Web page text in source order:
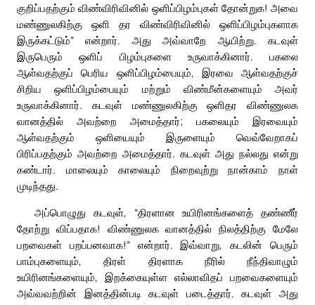
குறிப்பதற்கும் விண்விரிவினில் ஒளிப்பிழம்புகள் தோன்றுக! அவை
மண்ணுலகிற்கு ஒளி தர விண்விரிவினில் ஒளிப்பிழம்புகளாக
இருக்கட்டும்” என்றார். அது அவ்வாறே ஆயிற்று. கடவுள்
இருபெரும் ஒளிப் பிழம்புகளை உருவாக்கினார். பகலை
ஆள்வதற்குப் பெரிய ஒளிப்பிழம்பையும், இரவை ஆள்வதற்குச்
சிறிய ஒளிப்பிழம்பையும் மற்றும் விண்மீன்களையும் அவர்
உருவாக்கினார். கடவுள் மண்ணுலகிற்கு ஒளிதர விண்ணுலக
வானத்தில் அவற்றை அமைத்தார்; பகலையும் இரவையும்
ஆள்வதற்கும் ஒளியையும் இருளையும் வெவ்வேறாகப்
பிரிப்பதற்கும் அவற்றை அமைத்தார். கடவுள் அது நல்லது என்று
கண்டார். மாலையும் காலையும் நிறைவுற்று நான்காம் நாள்
முடிந்தது.
அப்பொழுது கடவுள், “திரளான உயிரினங்களைத் தண்ணீர்
தோற்று விப்பதாக! விண்ணுலக வானத்தில் நிலத்திற்கு மேலே
பறவைகள் பறப்பனவாக!” என்றார். இவ்வாறு, கடலின் பெரும்
பாம்புகளையும், திரள் திரளாக நீரில் நீந்திவாழும்
உயிரினங்களையும், இறக்கையுள்ள எல்லாவிதப் பறவைகளையும்
அவ்வவற்றின் இனத்தின்படி கடவுள் படைத்தார். கடவுள் அது